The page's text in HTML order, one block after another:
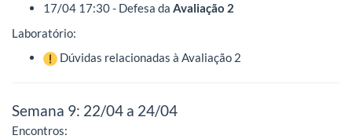
17/04 17:30 - Defesa da Avaliação 2
Laboratório:
Dúvidas relacionadas à Avaliação 2
Semana 9: 22/04 a 24/04
Encontros: